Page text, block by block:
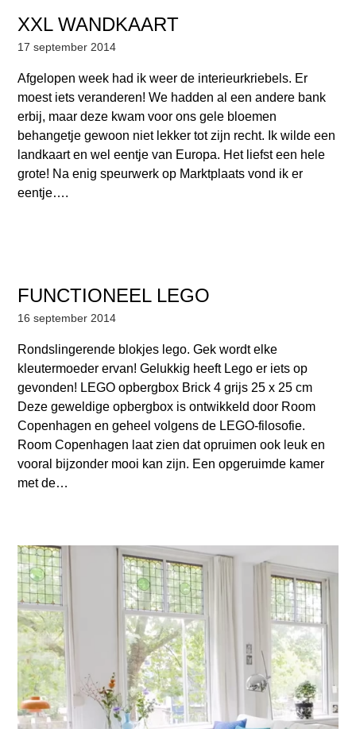
XXL WANDKAART
17 september 2014
Afgelopen week had ik weer de interieurkriebels. Er
moest iets veranderen! We hadden al een andere bank
erbij, maar deze kwam voor ons gele bloemen
behangetje gewoon niet lekker tot zijn recht. Ik wilde een
landkaart en wel eentje van Europa. Het liefst een hele
grote! Na enig speurwerk op Marktplaats vond ik er
eentje….
FUNCTIONEEL LEGO
16 september 2014
Rondslingerende blokjes lego. Gek wordt elke
kleutermoeder ervan! Gelukkig heeft Lego er iets op
gevonden! LEGO opbergbox Brick 4 grijs 25 x 25 cm
Deze geweldige opbergbox is ontwikkeld door Room
Copenhagen en geheel volgens de LEGO-filosofie.
Room Copenhagen laat zien dat opruimen ook leuk en
vooral bijzonder mooi kan zijn. Een opgeruimde kamer
met de…